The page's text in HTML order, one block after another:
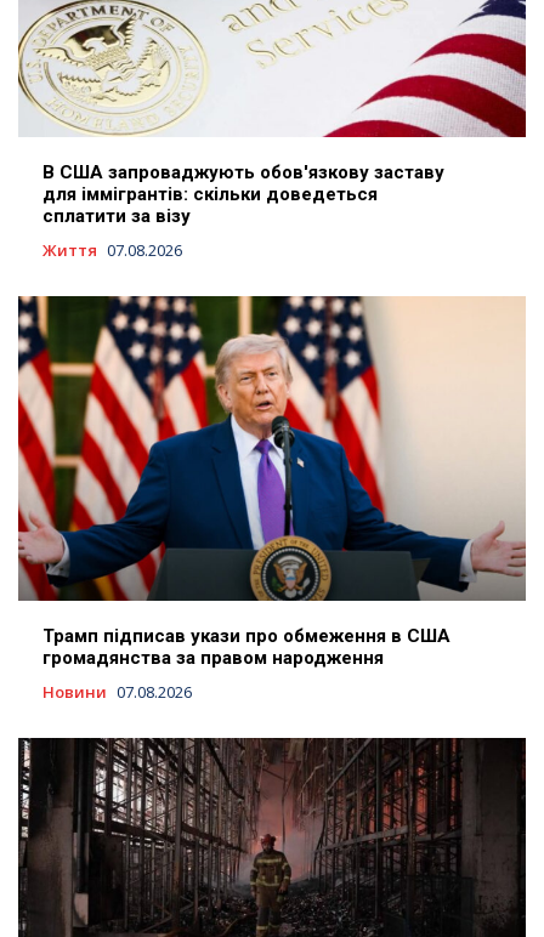
В США запроваджують обов'язкову заставу
для іммігрантів: скільки доведеться
сплатити за візу
Життя 07.08.2026
Трамп підписав укази про обмеження в США
громадянства за правом народження
Новини 07.08.2026